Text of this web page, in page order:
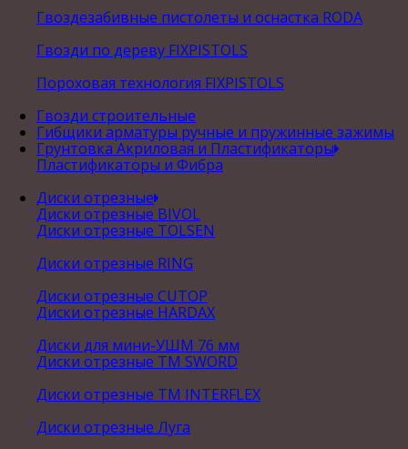
Гвоздезабивные пистолеты и оснастка RODA
Гвозди по дереву FIXPISTOLS
Пороховая технология FIXPISTOLS
Гвозди строительные
Гибщики арматуры ручные и пружинные зажимы
Грунтовка Акриловая и Пластификаторы
Пластификаторы и Фибра
Диски отрезные
Диски отрезные BIVOL
Диски отрезные TOLSEN
Диски отрезные RING
Диски отрезные CUTOP
Диски отрезные HARDAX
Диски для мини-УШМ 76 мм
Диски отрезные ТМ SWORD
Диски отрезные ТМ INTERFLEX
Диски отрезные Луга